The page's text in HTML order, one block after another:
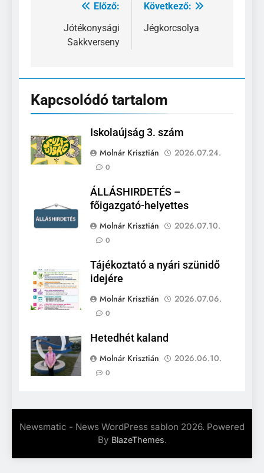
Bejegyzés
navigáció
Előző:
Jótékonysági
Sakkverseny
Következő:
Jégkorcsolya
Kapcsolódó tartalom
Iskolaújság 3. szám
Molnár Krisztián
2026.07.24.
0
ÁLLÁSHIRDETÉS –
főigazgató-helyettes
Molnár Krisztián
2026.07.10.
0
Tájékoztató a nyári szünidő
idejére
Molnár Krisztián
2026.07.06.
0
Hetedhét kaland
Molnár Krisztián
2026.06.10.
0
Newsmatic - News WordPress sablon 2026. Powered
By BlazeThemes.